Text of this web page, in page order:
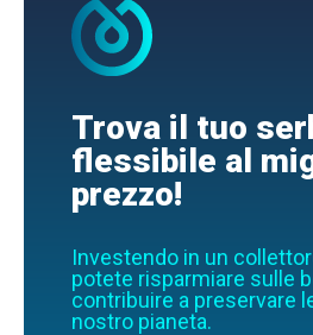
Trova il tuo
flessibile al
prezzo!
Investendo in un
potete risparmiare sulle
contribuire a preservare
nostro pianeta.